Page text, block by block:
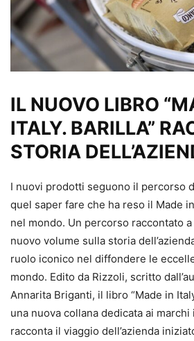
IL NUOVO LIBRO
ITALY. BARILLA”
STORIA
I nuovi prodotti seguono il percorso
quel saper fare che ha reso il Made
nel mondo. Un percorso raccontato a
nuovo volume sulla storia
ruolo iconico nel diffondere le
mondo. Edito da Rizzoli, scritto
Annarita Briganti, il libro “Made in
una nuova collana dedicata ai marchi
racconta il viaggio dell’azienda